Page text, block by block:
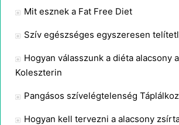
Mit esznek a Fat Free Diet
Szív egészséges egyszeresen
Hogyan válasszunk a diéta alacsony
Koleszterin
Pangásos szívelégtelenség
Hogyan kell tervezni a alacsony